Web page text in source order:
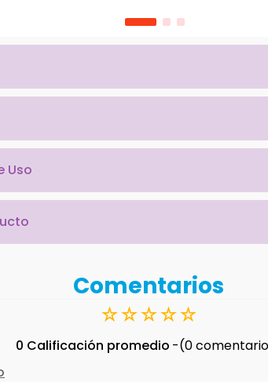
Uso
Comentarios
☆☆☆☆☆
0 Calificación promedio
(0